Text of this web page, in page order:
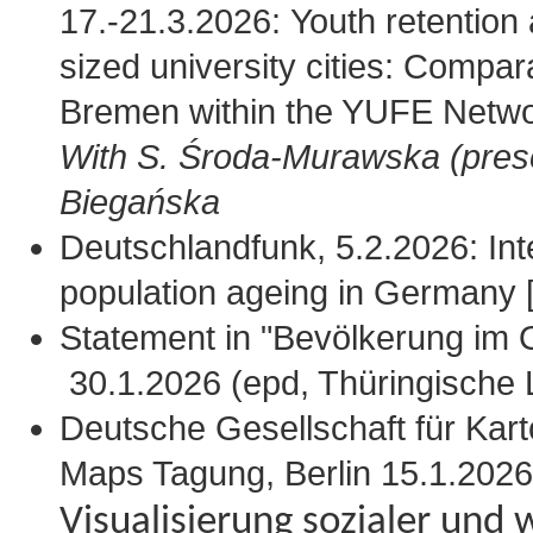
17.-21.3.2026: Youth
sized university cities:
Bremen within the YUFE
With S. Środa-Murawska
Biegańska
Deutschlandfunk, 5.2.2026:
population ageing in Germany
Statement in "Bevölkerung im
30.1.2026 (epd, Thüringische
Deutsche Gesellschaft für
Maps Tagung, Berlin
Visualisierung sozialer und